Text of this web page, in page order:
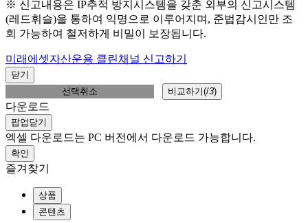
※ 신고내용은 IP추적 방지시스템을 갖춘 외부의 신고시스템
(레드휘슬)을 통하여 익명으로 이루어지며, 준법감시인만 조
회 가능하여 철저하게 비밀이 보장됩니다.
미래에셋자산운용 클린채널 신고하기
닫기
선택취소
비교하기(/3)
다운로드
팝업닫기
엑셀 다운로드는 PC 버전에서 다운로드 가능합니다.
확인
즐겨찾기
상품
콘텐츠